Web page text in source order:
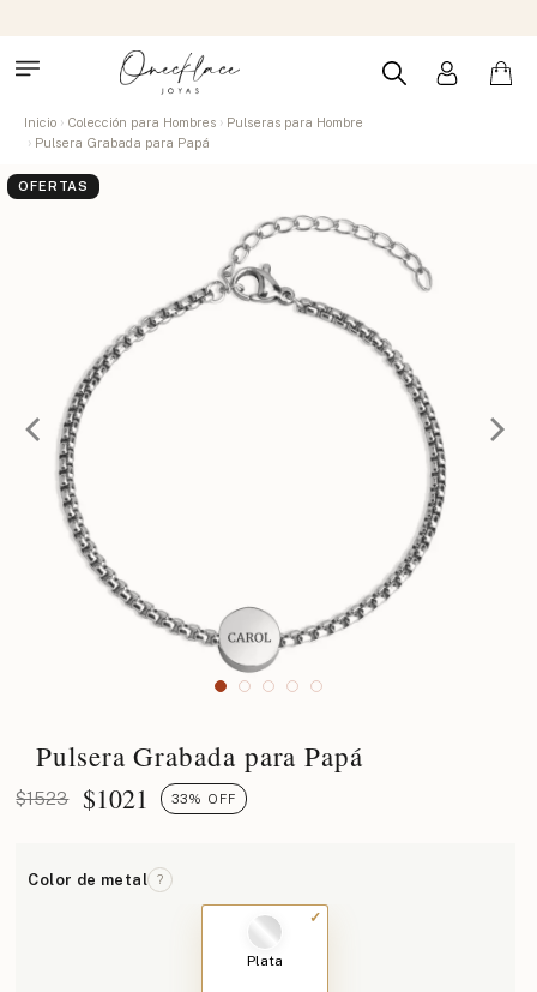
Inicio Colección para Hombres
Pulseras para Hombre
Pulsera Grabada para Papá
OFERTAS
Pulsera Grabada para Papá
$1523 $1021 33% OFF
Color de metal ?
Plata